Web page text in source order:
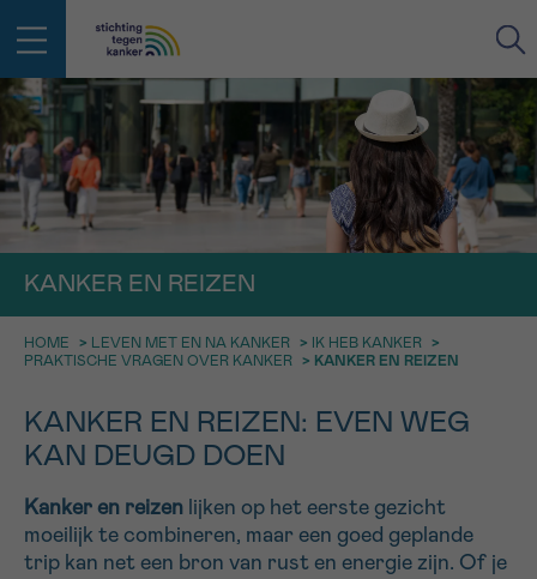
KANKER EN REIZEN
HOME > LEVEN MET EN NA KANKER > IK HEB KANKER
>
PRAKTISCHE VRAGEN OVER KANKER
> KANKER EN REIZEN
KANKER EN REIZEN: EVEN WEG
KAN DEUGD DOEN
Kanker en reizen lijken op het eerste gezicht
moeilijk te combineren, maar een goed geplande
trip kan net een bron van rust en energie zijn. Of je
EMAIL
NAAM
VOORNAAM
IN DE STRIJD TEGEN KANKER STA
JE NIET ALLEEN
Professionele medewerkers beantwoorden je vragen
Contacteer ons gratis
Bel ons op 0800 15 802
ma-vrij 9u tot 18u
Via ons
contactformulier
Meer weten over Kankerinfo
TERUG
NAAM
TERUG
9h-11h
16h-18h